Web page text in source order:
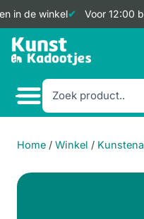
in de winkel Voor 12:00
Doorgaan
naar
Home / Winkel /